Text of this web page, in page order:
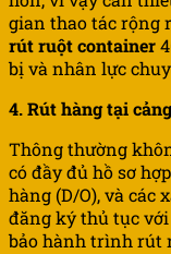
gian thao tác rộng
rút ruột container
bị và nhân lực
4. Rút hàng tại
Thông thường
có đầy đủ hồ sơ
hàng (D/O), và các
đăng ký thủ tục
bảo hành trình rút